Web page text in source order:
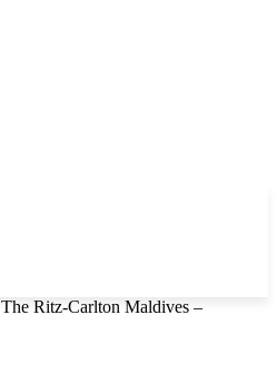
The Ritz-Carlton Maldives –